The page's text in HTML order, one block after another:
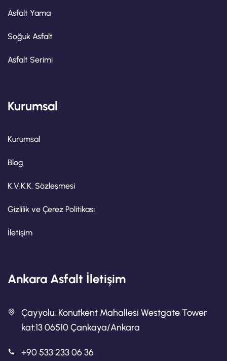
Asfalt Yama
Soğuk Asfalt
Asfalt Serimi
Kurumsal
Kurumsal
Blog
K.V.K.K. Sözleşmesi
Gizlilik ve Çerez Politikası
İletişim
Ankara Asfalt İletişim
Çayyolu, Konutkent Mahallesi Westgate Tower
kat:13 06510 Çankaya/Ankara
+90 533 233 06 36